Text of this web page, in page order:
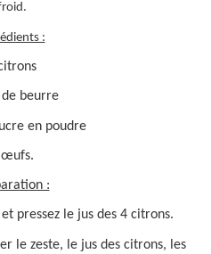
:
beurre
en poudre
:
pressez le jus des 4 citrons.
le zeste, le jus des citrons, les